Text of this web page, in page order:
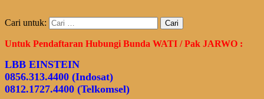
Cari untuk:
Untuk Pendaftaran Hubungi Bunda WATI / Pak JARWO :
LBB EINSTEIN
0856.313.4400 (Indosat)
0812.1727.4400 (Telkomsel)